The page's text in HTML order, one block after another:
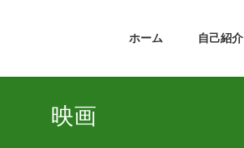
ホーム 自己紹介
映画